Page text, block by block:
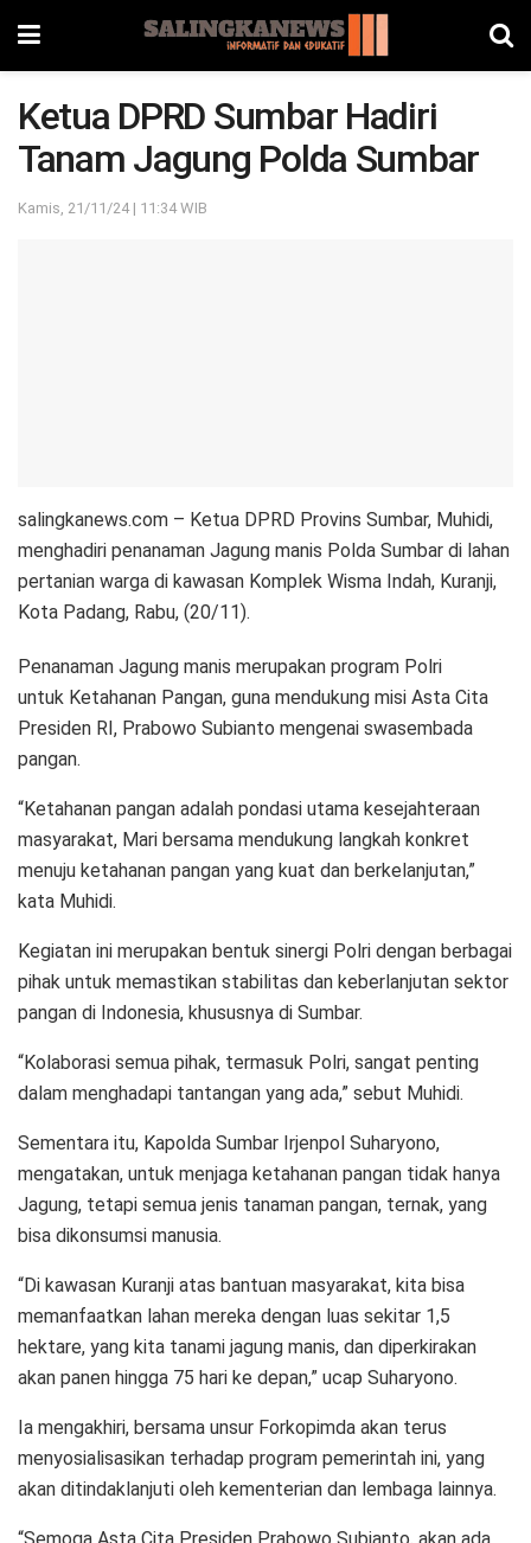
Ketua DPRD Sumbar Hadiri
Tanam Jagung Polda Sumbar
Kamis, 21/11/24 | 11:34 WIB
salingkanews.com – Ketua DPRD Provins Sumbar, Muhidi,
menghadiri penanaman Jagung manis Polda Sumbar di lahan
pertanian warga di kawasan Komplek Wisma Indah, Kuranji,
Kota Padang, Rabu, (20/11).
Penanaman Jagung manis merupakan program Polri
untuk Ketahanan Pangan, guna mendukung misi Asta Cita
Presiden RI, Prabowo Subianto mengenai swasembada
pangan.
“Ketahanan pangan adalah pondasi utama kesejahteraan
masyarakat, Mari bersama mendukung langkah konkret
menuju ketahanan pangan yang kuat dan berkelanjutan,”
kata Muhidi.
Kegiatan ini merupakan bentuk sinergi Polri dengan berbagai
pihak untuk memastikan stabilitas dan keberlanjutan sektor
pangan di Indonesia, khususnya di Sumbar.
“Kolaborasi semua pihak, termasuk Polri, sangat penting
dalam menghadapi tantangan yang ada,” sebut Muhidi.
Sementara itu, Kapolda Sumbar Irjenpol Suharyono,
mengatakan, untuk menjaga ketahanan pangan tidak hanya
Jagung, tetapi semua jenis tanaman pangan, ternak, yang
bisa dikonsumsi manusia.
“Di kawasan Kuranji atas bantuan masyarakat, kita bisa
memanfaatkan lahan mereka dengan luas sekitar 1,5
hektare, yang kita tanami jagung manis, dan diperkirakan
akan panen hingga 75 hari ke depan,” ucap Suharyono.
Ia mengakhiri, bersama unsur Forkopimda akan terus
menyosialisasikan terhadap program pemerintah ini, yang
akan ditindaklanjuti oleh kementerian dan lembaga lainnya.